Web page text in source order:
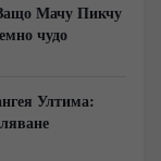
Мачу Пикчу
чудо
Ултима: